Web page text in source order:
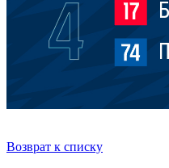
Возврат к списку